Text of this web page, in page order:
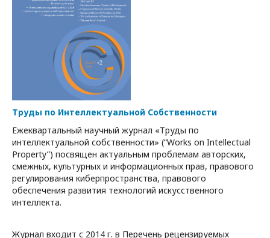
Труды по Интеллектуальной Собственности
Ежеквартальный научный журнал «Труды по
интеллектуальной собственности» (“Works on Intellectual
Property”) посвящен актуальным проблемам авторских,
смежных, культурных и информационных прав, правового
регулирования киберпространства, правового
обеспечения развития технологий искусственного
интеллекта.
Журнал входит c 2014 г. в Перечень рецензируемых